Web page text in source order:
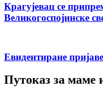
Крагујевац се
Великогоспојинске
Евидентиране
Путоказ за маме